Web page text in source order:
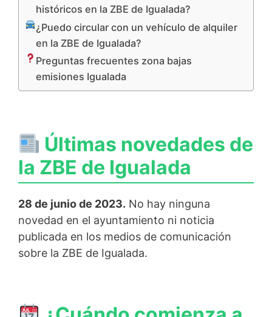
históricos en la ZBE de Igualada?
¿Puedo circular con un vehículo de alquiler
en la ZBE de Igualada?
Preguntas frecuentes zona bajas
emisiones Igualada
Últimas novedades de
la ZBE de Igualada
28 de junio de 2023. No hay ninguna
novedad en el ayuntamiento ni noticia
publicada en los medios de comunicación
sobre la ZBE de Igualada.